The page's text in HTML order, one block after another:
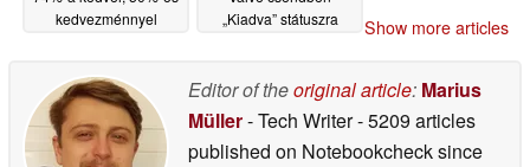
kedvezménnyel
„Kiadva” státuszra
illesztőprogramját
Show more articles
Editor of theoriginal article: Marius
Müller- Tech Writer- 5209 articles
published on Notebookchecksince